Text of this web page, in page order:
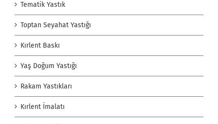
Tematik Yastık
Toptan Seyahat Yastığı
Kırlent Baskı
Yaş Doğum Yastığı
Rakam Yastıkları
Kırlent İmalatı